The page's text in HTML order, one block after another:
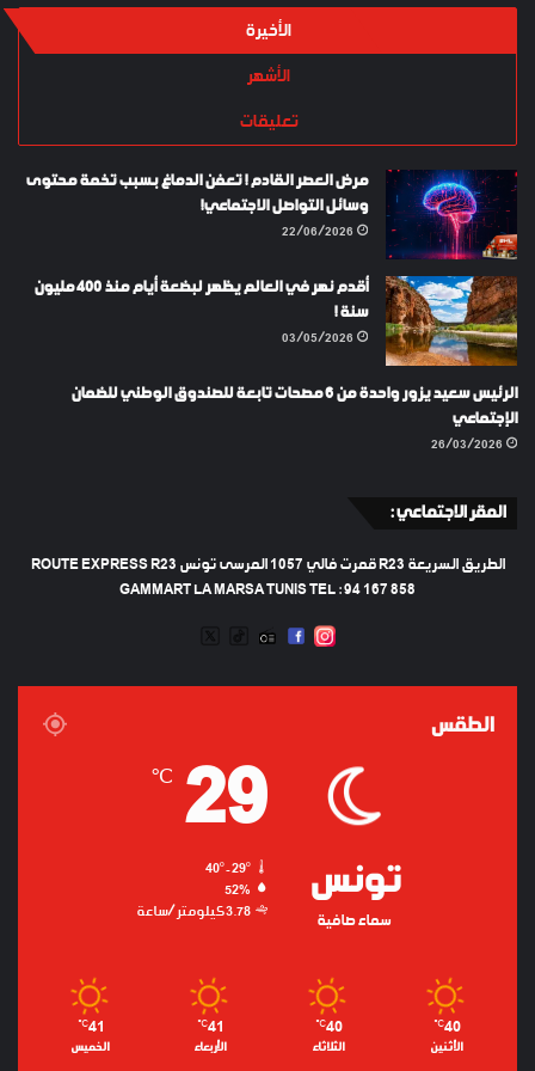
الأخيرة
الأشهر
تعليقات
مرض العصر القادم ! تعفن الدماغ بسبب تخمة محتوى
وسائل التواصل الاجتماعي!
22/06/2026
أقدم نهر في العالم يظهر لبضعة أيام منذ 400 مليون
سنة !
03/05/2026
الرئيس سعيد يزور واحدة من 6 مصحات تابعة للصندوق الوطني للضمان
الإجتماعي
26/03/2026
المقر الاجتماعي :
الطريق السريعة R23 قمرت فالي 1057 المرسى تونس ROUTE EXPRESS R23
GAMMART LA MARSA TUNIS TEL : 94 167 858
INSTAGRAM
FACEBOOK
RADIO
TIKTOK
الطقس
تونس
سماء صافية
29
℃
52%
3.78 كيلومتر/ساعة
40
℃
الأثنين
40
℃
الثلاثاء
41
℃
الأربعاء
41
℃
الخميس